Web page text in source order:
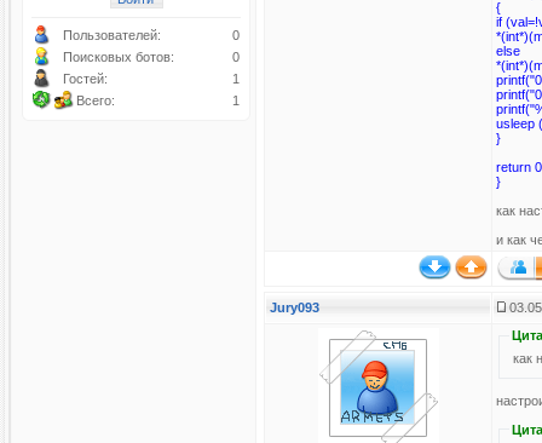
Пользователей:
0
Поисковых ботов:
0
Гостей:
1
Всего:
1
{
if
else
usleep
}
return
}
как
и как
Jury093
как